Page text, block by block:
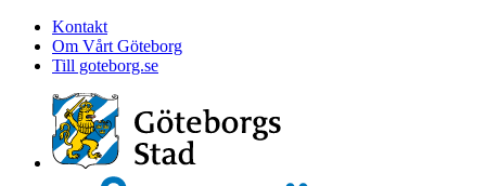
Kontakt
Om Vårt Göteborg
Till goteborg.se